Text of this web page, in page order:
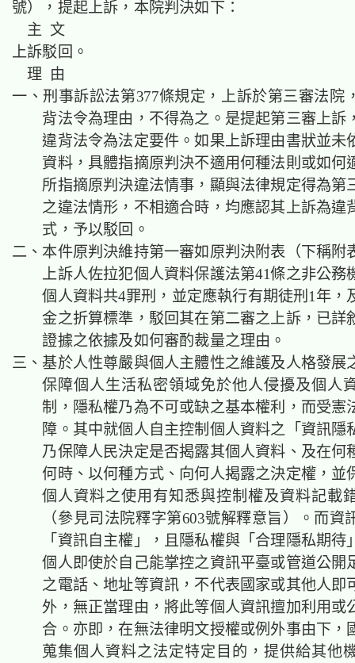
號），提起上訴，本院判決如下：
主 文
上訴駁回。
理 由
一、刑事訴訟法第377條規定，上訴於第三審法院
背法令為理由，不得為之。是提起第三審上訴
違背法令為法定要件。如果上訴理由書狀並未
資料，具體指摘原判決不適用何種法則或如何
所指摘原判決違法情事，顯與法律規定得為第
之違法情形，不相適合時，均應認其上訴為違
式，予以駁回。
二、本件原判決維持第一審如原判決附表（下稱附
上訴人佐拉犯個人資料保護法第41條之非公務
個人資料共4罪刑，並定應執行有期徒刑1年，
金之折算標準，駁回其在第二審之上訴， 已詳
證據之依據及如何審酌裁量之理由。
三、基於人性尊嚴與個人主體性之維護及人格發展
保障個人生活私密領域免於他人侵擾及個人
制，隱私權乃為不可或缺之基本權利，而受憲
障。其中就個人自主控制個人資料之「資訊隱
乃保障人民決定是否揭露其個人資料、及在何
何時、以何種方式、向何人揭露之決定權，並
個人資料之使用有知悉與控制權及資料記載
（參見司法院釋字第603號解釋意旨）。而資
「資訊自主權」，且隱私權與「合理隱私期待
個人即使於自己能掌控之資訊平臺或管道公開
之電話、地址等資訊，不代表國家或其他人即
外，無正當理由，將此等個人資訊擅加利用或
合。亦即，在無法律明文授權或例外事由下，
蒐集個人資料之法定特定目的，提供給其他